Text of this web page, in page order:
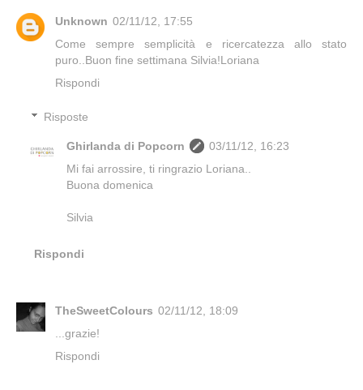
Unknown 02/11/12, 17:55
Come sempre semplicità e ricercatezza allo stato
puro..Buon fine settimana Silvia!Loriana
Rispondi
Risposte
Ghirlanda di Popcorn
03/11/12, 16:23
Mi fai arrossire, ti ringrazio Loriana..
Buona domenica
Silvia
Rispondi
TheSweetColours 02/11/12, 18:09
...grazie!
Rispondi